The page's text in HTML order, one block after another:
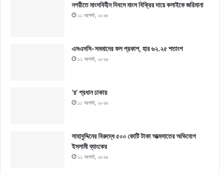
নগরীতে মাংসবিহীন দিবসে মাংস বিক্রির দায়ে কসাইকে জরিমানা
১১ আগস্ট, ২০২৬
এসএসসি-সমমানের ফল প্রকাশ, হার ৬২.২৫ শতাংশ
১১ আগস্ট, ২০২৬
‘র’ প্রধান ঢাকায়
১১ আগস্ট, ২০২৬
সাহাবুদ্দিনের বিরুদ্ধে ৫০০ কোটি টাকা আত্মসাতের অভিযোগ
ইসলামী ব্যাংকের
১১ আগস্ট, ২০২৬